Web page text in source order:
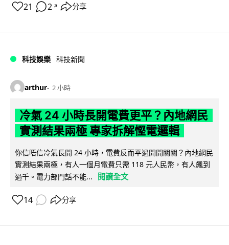
21 2 ↗ 分享
科技娛樂 科技新聞
arthur 2 小時
冷氣 24 小時長開電費更平？內地網民
實測結果兩極 專家拆解慳電邏輯
你信唔信冷氣長開 24 小時，電費反而平過開開關關？內地網民
實測結果兩極，有人一個月電費只需 118 元人民幣，有人飆到
過千。電力部門話不能...
閱讀全文
14 分享